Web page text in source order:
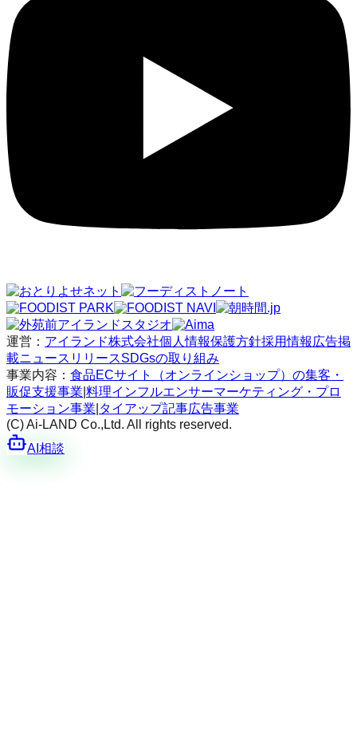
運営： アイランド株式会社個人情報保護方針採用情報 広告掲
載ニュースリリースSDGsの取り組み
事業内容： 食品ECサイト（オンラインショップ）の集客・
販促支援事業 料理インフルエンサーマーケティング・プロ
モーション事業 タイアップ記事広告事業
(C) Ai-LAND Co.,Ltd. All rights reserved.
AI相談